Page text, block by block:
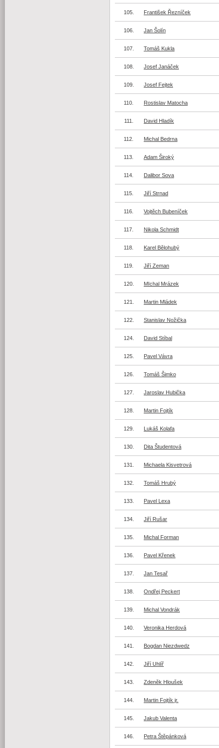
105. František Řezníček
106. Jan Šolín
107. Tomáš Kukla
108. Josef Janáček
109. Josef Fejtek
110. Rostislav Matocha
111. David Hladík
112. Michal Bedrna
113. Adam Široký
114. Dalibor Sova
115. Jiří Strnad
116. Vojtěch Bubeníček
117. Nikola Schmidt
118. Karel Bělohubý
119. Jiří Zeman
120. MIchal Mrázek
121. Martin Mládek
122. Stanislav Nožička
124. David Stíbal
125. Pavel Vávra
126. Tomáš Šimko
127. Jaroslav Hubička
128. Martin Fojtík
129. Lukáš Kolafa
130. Dita Študentová
131. Michaela Kisvetrová
132. Tomáš Hrubý
133. Pavel Lexa
134. Jiří Rušar
135. Michal Forman
136. Pavel Křenek
137. Jan Tesař
138. Ondřej Peckert
139. Michal Vondrák
140. Veronika Herdová
141. Bogdan Niezdwedz
142. Jiří Uhlíř
143. Zdeněk Hloušek
144. Martin Fojtík jr.
145. Jakub Valenta
146. Petra Štěpánková